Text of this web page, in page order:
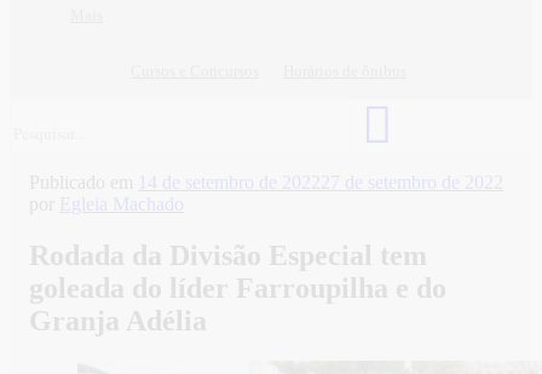
Publicado em 14 de setembro de 2022
27 de setembro de 2022
por
Egleia Machado
Rodada da Divisão Especial tem
goleada do líder Farroupilha e do
Granja Adélia